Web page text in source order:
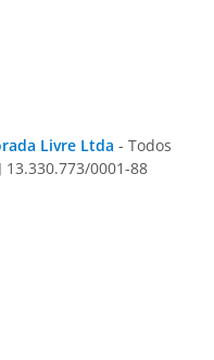
Livre Ltda - Todos
13.330.773/0001-88